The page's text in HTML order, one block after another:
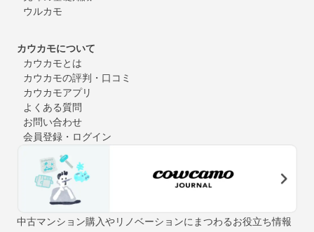
ウルカモ
カウカモについて
カウカモとは
カウカモの評判・口コミ
カウカモアプリ
よくある質問
お問い合わせ
会員登録・ログイン
中古マンション購入やリノベーションにまつわるお役立ち情報